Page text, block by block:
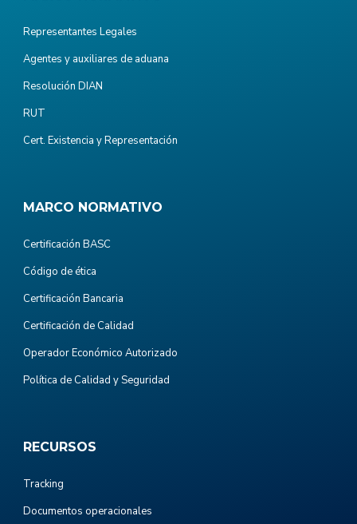
Representantes Legales
Agentes y auxiliares de aduana
Resolución DIAN
RUT
Cert. Existencia y Representación
MARCO NORMATIVO
Certificación BASC
Código de ética
Certificación Bancaria
Certificación de Calidad
Operador Económico Autorizado
Política de Calidad y Seguridad
RECURSOS
Tracking
Documentos operacionales